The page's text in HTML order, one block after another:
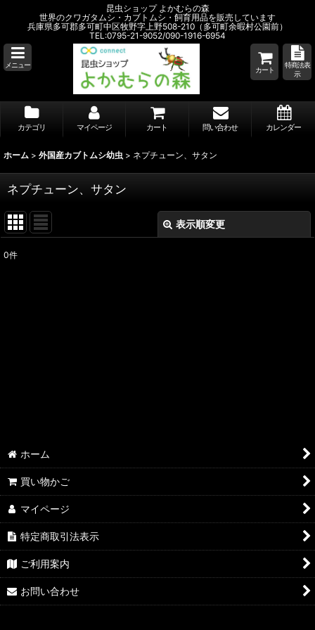
昆虫ショップ よかむらの森
世界のクワガタムシ・カブトムシ・飼育用品を販売しています
兵庫県多可郡多可町中区牧野字上野508-210（多可町余暇村公園前）
TEL:0795-21-9052/090-1916-6954
メニュー
カート
特商法表
示
カテゴリ マイページ カート 問い合わせ カレンダー
ホーム > 外国産カブトムシ幼虫 > ネプチューン、サタン
ネプチューン、サタン
表示順変更
0件
ホーム
買い物かご
マイページ
特定商取引法表示
ご利用案内
お問い合わせ